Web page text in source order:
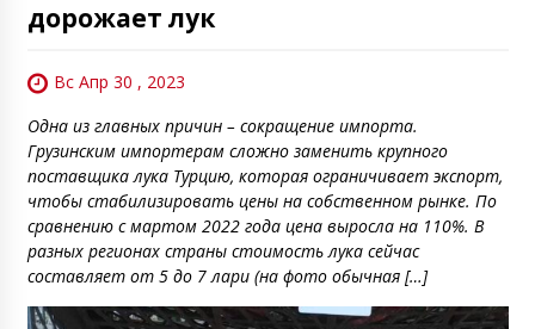
дорожает лук
Вс Апр 30 , 2023
Одна из главных причин – сокращение импорта.
Грузинским импортерам сложно заменить крупного
поставщика лука Турцию, которая ограничивает экспорт,
чтобы стабилизировать цены на собственном рынке. По
сравнению с мартом 2022 года цена выросла на 110%. В
разных регионах страны стоимость лука сейчас
составляет от 5 до 7 лари (на фото обычная […]